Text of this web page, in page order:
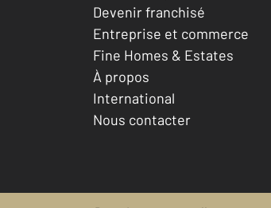
Devenir franchisé
Entreprise et commerce
Fine Homes & Estates
À propos
International
Nous contacter